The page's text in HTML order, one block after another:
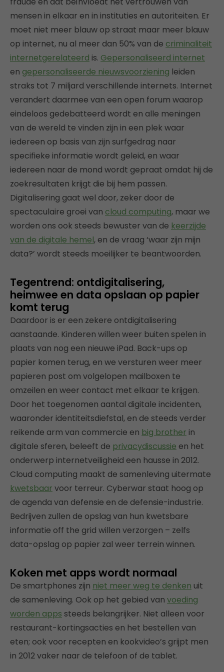
mensen in elkaar en in instituties en autoriteiten. Er
moet niet meer blauw op straat maar meer blauw
op internet, nu al meer dan 50% van de criminaliteit
internetgerelateerd is. Gepersonaliseerd internet
en gepersonaliseerde nieuwsvoorziening leiden
straks tot 7 miljard verschillende internets. Internet
verandert daarmee van een open forum waarop
eindeloos gedebatteerd wordt en alle meningen
van de wereld te vinden zijn in een plek waar
iedereen op basis van zijn surfgedrag naar
specifieke informatie wordt geleid, en waar
iedereen naar de mond wordt gepraat omdat hij de
zoekresultaten krijgt die bij hem passen.
Digitalisering gaat wel door, zeker door de
spectaculaire groei van cloud computing, maar we
worden ons ook steeds bewuster van de keerzijde
van de digitale hemel, en de vraag ‘waar zijn mijn
data?’ wordt steeds moeilijker te beantwoorden.
Tegentrend: ontdigitalisering,
heimwee en data opslaan op papier
komt terug
Daardoor is er een zekere ontdigitalisering
aanstaande. Kinderen willen weer buiten spelen in
plaats van nog een nieuwe iPad. Back-ups op
papier komen terug, en we versturen weer meer
papieren post om volgelopen mailboxen te
omzeilen en weer contact met elkaar te krijgen.
Door het toegenomen aantal digitale incidenten,
waaronder identiteitsdiefstal, en de steeds verder
reikende arm van commercie en big brother in
digitale sferen, beleeft de privacydiscussie en het
onderwerp internetveiligheid een hausse in 2012.
Cloud computing maakt de samenleving uitermate
kwetsbaar voor terreur. Cyberwar staat hoog op
de agenda van defensie en de defensie-industrie.
Bedrijven zullen de opslag van hun kwetsbare
informatie off the grid willen verzorgen – zelfs
data-opslag op papier zal weer terrein winnen.
Koken met apps wordt normaal
De smartphones zijn niet meer weg te denken uit
de samenleving. Ook op het gebied van voeding
worden apps steeds belangrijker. Niet alleen voor
restaurant-kortingsacties en het bestellen van
eten; ook voor recepten en kookvideo’s grijpt men
in 2012 vaker naar de telefoon of de tablet.